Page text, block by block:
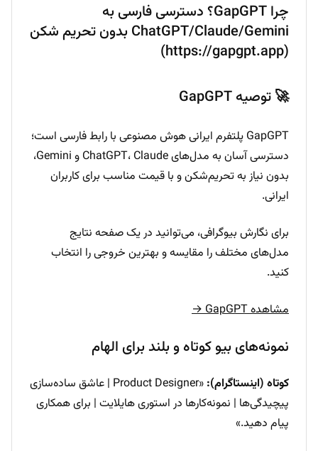
چرا GapGPT؟ دسترسی فارسی به
ChatGPT/Claude/Gemini بدون تحریم شکن
(https://gapgpt.app)
🚀 توصیه GapGPT
GapGPT پلتفرم ایرانی هوش مصنوعی با رابط فارسی است؛
دسترسی آسان به مدل‌های ChatGPT، Claude و Gemini،
بدون نیاز به تحریم‌شکن و با قیمت مناسب برای کاربران
ایرانی.
برای نگارش بیوگرافی، می‌توانید در یک صفحه نتایج
مدل‌های مختلف را مقایسه و بهترین خروجی را انتخاب
کنید.
مشاهده GapGPT →
نمونه‌های بیو کوتاه و بلند برای الهام
کوتاه (اینستاگرام):
«Product Designer | عاشق ساده‌سازی
پیچیدگی‌ها | نمونه‌کارها در استوری هایلایت | برای همکاری
پیام دهید.»